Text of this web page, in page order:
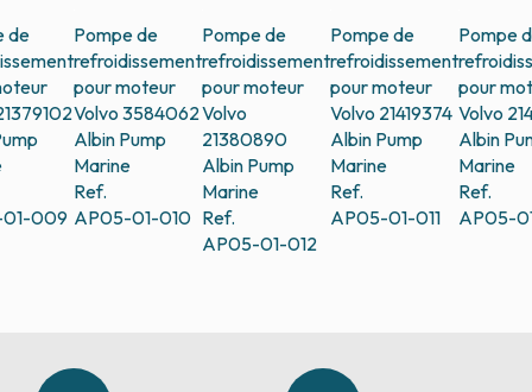
de
009
Pompe de
refroidissement
pour moteur
Volvo 3584062
Albin Pump
Marine
Ref.
AP05-01-010
Pompe de
refroidissement
pour moteur
Volvo
21380890
Albin Pump
Marine
Ref.
AP05-01-012
Pompe de
refroidissement
pour moteur
Volvo 21419374
Albin Pump
Marine
Ref.
AP05-01-011
Pompe
pour
Volvo
Albin
Marine
Ref.
AP05-